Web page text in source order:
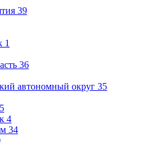
39
1
36
автономный округ 35
5
4
34